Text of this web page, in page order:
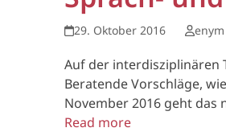
29. Oktober 2016 enym
Auf der interdisziplinären
Beratende Vorschläge,
November 2016 geht
Read more